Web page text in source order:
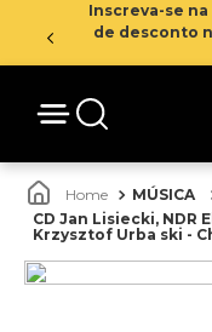
Inscreva-se
de desconto
MÚSICA
CD Jan Lisiecki,
Krzysztof Urba ski -